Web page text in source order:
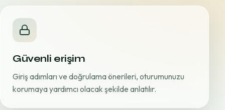
Güvenli erişim
Giriş adımları ve doğrulama önerileri, oturumunuzu
korumaya yardımcı olacak şekilde anlatılır.